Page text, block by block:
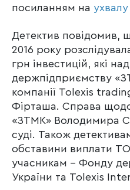
посиланням на ухвалу
Детектив повідомив,
2016 року
грн інвестицій, які
держпідприємству
компанії Tolexis
Фірташа. Справа
«ЗТМК» Володимира
суді. Також
обставини виплати
учасникам – Фонду
України та Tolexis